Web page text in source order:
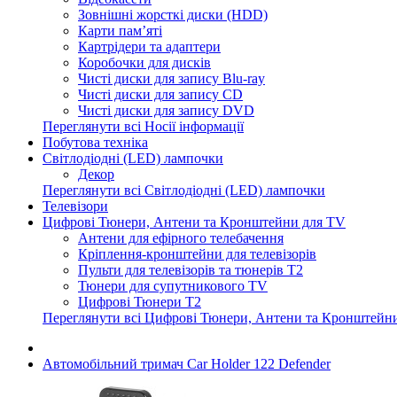
Зовнішні жорсткі диски (HDD)
Карти пам’яті
Картрідери та адаптери
Коробочки для дисків
Чисті диски для запису Blu-ray
Чисті диски для запису CD
Чисті диски для запису DVD
Переглянути всі Носії інформації
Побутова техніка
Світлодіодні (LED) лампочки
Декор
Переглянути всі Світлодіодні (LED) лампочки
Телевізори
Цифрові Тюнери, Антени та Кронштейни для TV
Антени для ефірного телебачення
Кріплення-кронштейни для телевізорів
Пульти для телевізорів та тюнерів T2
Тюнери для супутникового TV
Цифрові Тюнери T2
Переглянути всі Цифрові Тюнери, Антени та
Автомобільний тримач Car Holder 122 Defender